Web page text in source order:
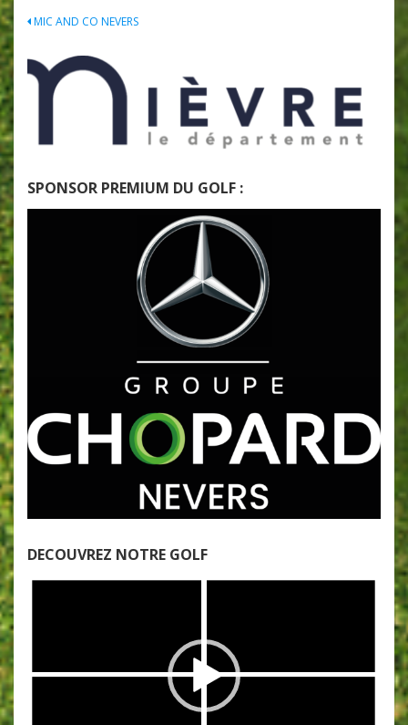
Navigation
de
l’article
MIC AND CO NEVERS
SPONSOR PREMIUM DU GOLF :
DECOUVREZ NOTRE GOLF
Lecteur